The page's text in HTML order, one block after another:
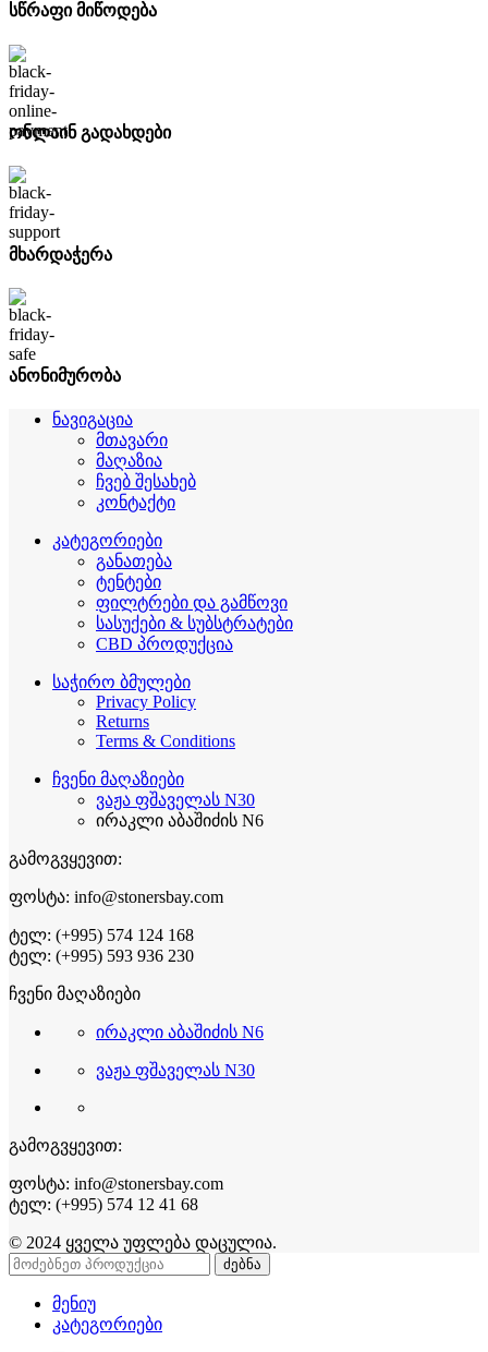
სწრაფი მიწოდება
ონლაინ გადახდები
მხარდაჭერა
ანონიმურობა
ნავიგაცია
მთავარი
მაღაზია
ჩვებ შესახებ
კონტაქტი
კატეგორიები
განათება
ტენტები
ფილტრები და გამწოვი
სასუქები & სუბსტრატები
CBD პროდუქცია
საჭირო ბმულები
Privacy Policy
Returns
Terms & Conditions
ჩვენი მაღაზიები
ვაჟა ფშაველას N30
ირაკლი აბაშიძის N6
გამოგვყევით:
ფოსტა: info@stonersbay.com
ტელ: (+995) 574 124 168
ტელ: (+995) 593 936 230
ჩვენი მაღაზიები
ირაკლი აბაშიძის N6
ვაჟა ფშაველას N30
გამოგვყევით:
ფოსტა: info@stonersbay.com
ტელ: (+995) 574 12 41 68
© 2024 ყველა უფლება დაცულია.
ძებნა
მენიუ
კატეგორიები